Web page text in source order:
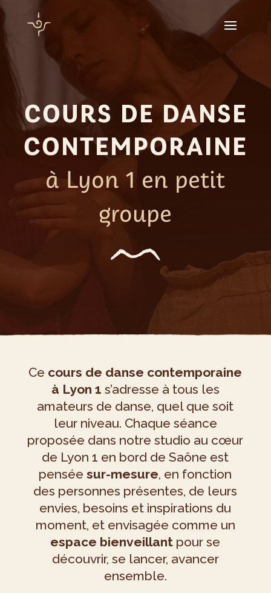
COURS DE DANSE
CONTEMPORAINE
à Lyon 1 en petit
groupe
Ce cours de danse contemporaine
à Lyon 1 s’adresse à tous les
amateurs de danse, quel que soit
leur niveau. Chaque séance
proposée dans notre studio au cœur
de Lyon 1 en bord de Saône est
pensée sur-mesure, en fonction
des personnes présentes, de leurs
envies, besoins et inspirations du
moment, et envisagée comme un
espace bienveillant pour se
découvrir, se lancer, avancer
ensemble.